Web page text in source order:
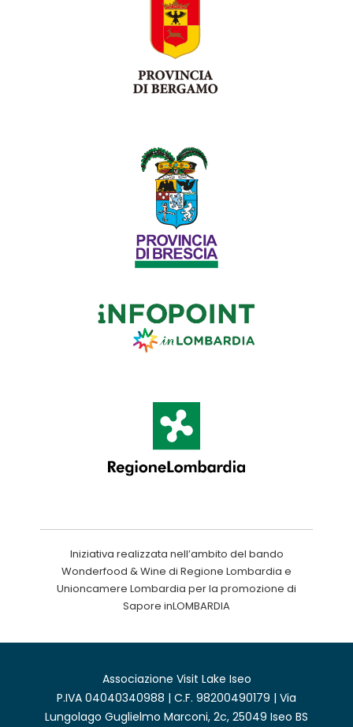
Iniziativa realizzata nell’ambito del bando
Wonderfood & Wine di Regione Lombardia e
Unioncamere Lombardia per la promozione di
Sapore inLOMBARDIA
Associazione Visit Lake Iseo
P.IVA 04040340988 | C.F. 98200490179 | Via
Lungolago Guglielmo Marconi, 2c, 25049 Iseo BS